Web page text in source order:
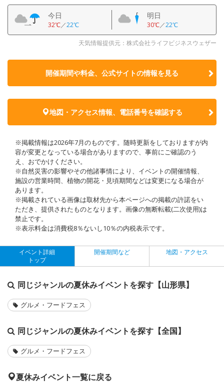
今日
32℃／22℃
明日
30℃／22℃
天気情報提供元：株式会社ライフビジネスウェザー
開催期間や料金、公式サイトの情報を見る
地図・アクセス情報、電話番号を確認する
※掲載情報は2026年7月のものです。随時更新をしておりますが内
容が変更となっている場合がありますので、事前にご確認のう
え、おでかけください。
※自然災害の影響やその他諸事情により、イベントの開催情報、
施設の営業時間、植物の開花・見頃期間などは変更になる場合が
あります。
※掲載されている画像は取材先から本ページへの掲載の許諾をい
ただき、提供されたものとなります。画像の無断転載(二次使用)は
禁止です。
※表示料金は消費税8％ないし10％の内税表示です。
イベント詳細
トップ
開催期間など 地図・アクセス
同じジャンルの夏休みイベントを探す【山形県】
グルメ・フードフェス
同じジャンルの夏休みイベントを探す【全国】
グルメ・フードフェス
夏休みイベント一覧に戻る